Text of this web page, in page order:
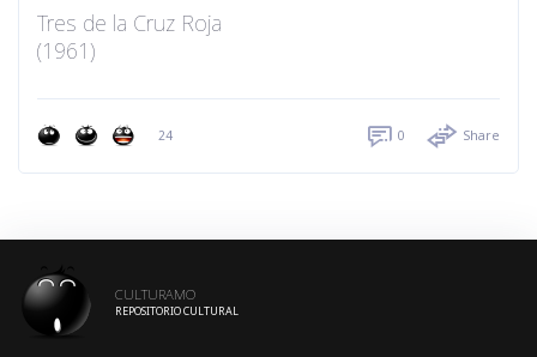
Tres de la Cruz Roja
(1961)
24 0 Share
CULTURAMO
REPOSITORIO CULTURAL